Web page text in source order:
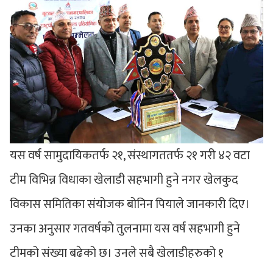
यस वर्ष सामुदायिकतर्फ २१, संस्थागततर्फ २१ गरी ४२ वटा
टीम विभिन्न विधाका खेलाडी सहभागी हुने नगर खेलकुद
विकास समितिका संयोजक बोनिन पियाले जानकारी दिए।
उनका अनुसार गतवर्षको तुलनामा यस वर्ष सहभागी हुने
टीमको संख्या बढेको छ। उनले सबै खेलाडीहरुको १